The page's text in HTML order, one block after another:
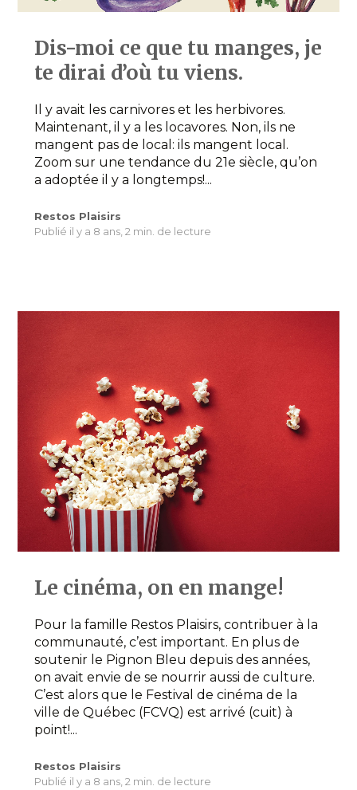
Dis-moi ce que tu manges, je
te dirai d’où tu viens.
Il y avait les carnivores et les herbivores.
Maintenant, il y a les locavores. Non, ils ne
mangent pas de local: ils mangent local.
Zoom sur une tendance du 21e siècle, qu’on
a adoptée il y a longtemps!...
Restos Plaisirs
Publié il y a 8 ans, 2 min. de lecture
Le cinéma, on en mange!
Pour la famille Restos Plaisirs, contribuer à la
communauté, c’est important. En plus de
soutenir le Pignon Bleu depuis des années,
on avait envie de se nourrir aussi de culture.
C’est alors que le Festival de cinéma de la
ville de Québec (FCVQ) est arrivé (cuit) à
point!...
Restos Plaisirs
Publié il y a 8 ans, 2 min. de lecture